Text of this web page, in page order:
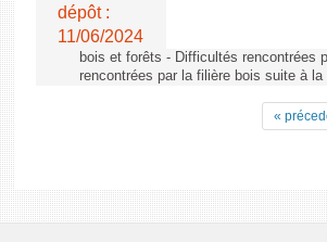
dépôt :
11/06/2024
bois et forêts - Difficultés rencontrées
rencontrées par la filière bois suite à
«